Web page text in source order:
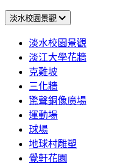
淡水校園景觀
淡水校園景觀
淡江大學花牆
克難坡
三化牆
驚聲銅像廣場
運動場
球場
地球村雕塑
覺軒花園